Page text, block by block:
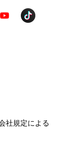
社規定による